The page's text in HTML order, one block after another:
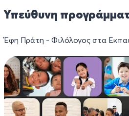
Υπεύθυνη
Έφη Πράτη - Φιλόλογος στα